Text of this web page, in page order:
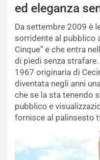
ed eleganza
Da settembre 2009 è
sorridente al pubblico
Cinque” e che entra
di piedi senza strafare.
1967 originaria di
diventata negli anni
che se la sta tenendo
pubblico e
fornisce al palinsesto